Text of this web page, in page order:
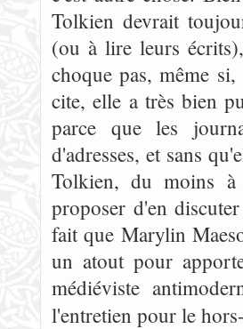
Tolkien devrait
(ou à lire leurs
choque pas, même
cite, elle a très bien
parce que les
d'adresses, et sans
Tolkien, du moins
proposer d'en
fait que Marylin
un atout pour
médiéviste
l'entretien pour le